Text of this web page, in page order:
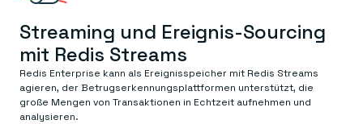
Streaming und Ereignis-Sourcing
mit Redis Streams
Redis Enterprise kann als Ereignisspeicher mit Redis Streams
agieren, der Betrugserkennungsplattformen unterstützt, die
große Mengen von Transaktionen in Echtzeit aufnehmen und
analysieren.